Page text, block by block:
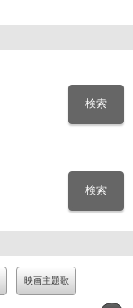
検索
検索
映画主題歌